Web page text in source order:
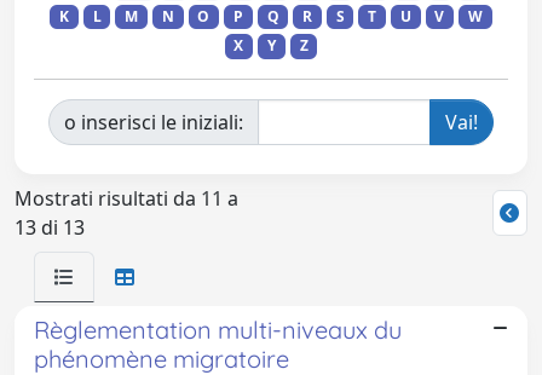
K
L M N O P Q R S T U V
W
X
Y Z
o inserisci le iniziali:
Mostrati risultati da 11 a
13 di 13
Règlementation multi-niveaux du
phénomène migratoire